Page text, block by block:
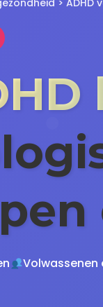
Volwassenen